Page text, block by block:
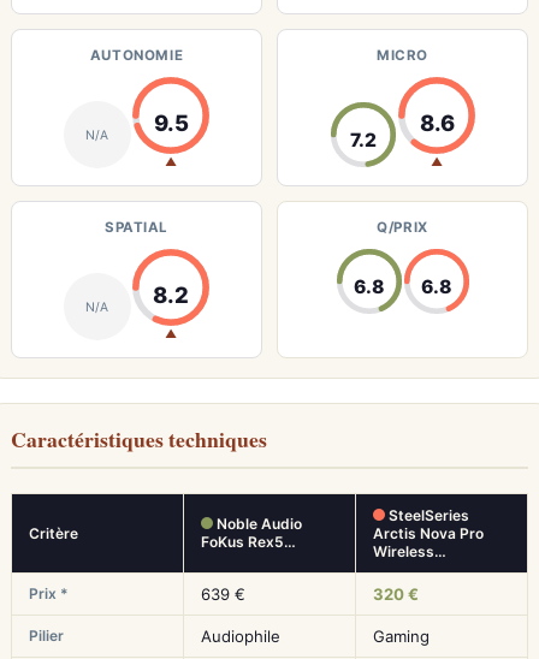
AUTONOMIE
N/A 9.5
▲
MICRO
7.2
8.6
▲
SPATIAL
N/A 8.2
▲
Q/PRIX
6.8 6.8
Caractéristiques techniques
Critère
Noble Audio
FoKus Rex5…
SteelSeries
Arctis Nova Pro
Wireless…
Prix * 639 € 320 €
Pilier Audiophile Gaming